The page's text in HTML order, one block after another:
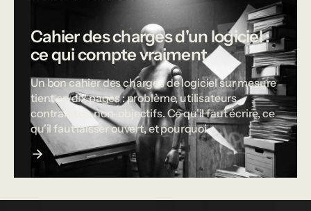
Cahier des charges d'un logiciel :
ce qui compte vraiment
Un bon cahier des charges de logiciel sur mesure
tient en dix pages : problème, utilisateurs,
contraintes, non-objectifs. Ce qu'il faut écrire, ce
qu'il faut laisser ouvert, et pourquoi.